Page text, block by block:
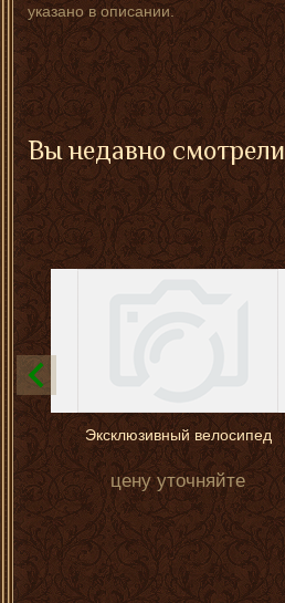
указано в описании.
Вы недавно смотрели
Эксклюзивный велосипед
цену уточняйте